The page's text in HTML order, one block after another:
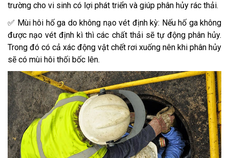
trường cho vi sinh có lợi phát triển và giúp phân hủy rác thải.
✅ Mùi hôi hố ga do không nạo vét định kỳ: Nếu hố ga không
được nạo vét định kì thì các chất thải sẽ tự động phân hủy.
Trong đó có cả xác động vật chết rơi xuống nên khi phân hủy
sẽ có mùi hôi thối bốc lên.